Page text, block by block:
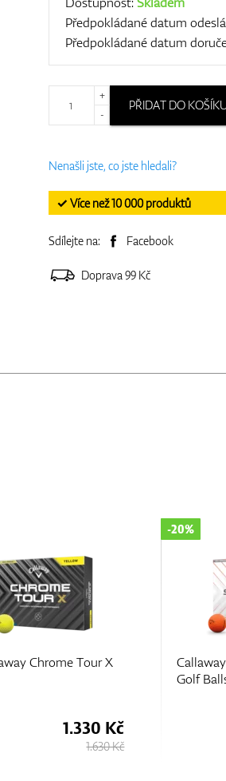
Předpokládané datum
Předpokládané datum
+
-
PŘIDAT DO
Nenašli jste, co jste hledali?
✓ Více než 10 000 produktů
Sdílejte na: Facebook
Doprava 99 Kč
Chrome Tour X
1.330 Kč
1.630 Kč
Golf
-20%